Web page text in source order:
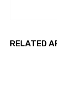
RELATED